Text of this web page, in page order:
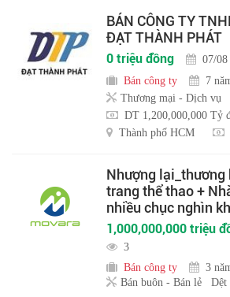
BÁN CÔNG TY
ĐẠT THÀNH PHÁT
0 triệu đồng 07/08
Bán công ty
7
Thương mại - Dịch vụ
DT 1,200,000,000 Tỷ
Thành phố HCM
Nhượng lại_thương
trang thể thao +
nhiều chục nghìn
1,000,000,000 triệu
3
Bán công ty
3
Bán buôn - Bán lẻ
Dệt